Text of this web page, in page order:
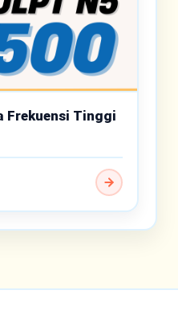
Frekuensi Tinggi